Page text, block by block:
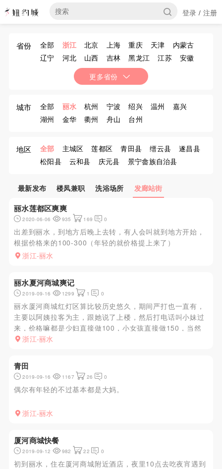
登录 / 注册
省份 全部 浙江 北京 上海 重庆 天津
内蒙古
辽宁
河北 山西 吉林 黑龙江 江苏
安徽
江西 山东 河南 湖北
海南 四川 贵州 云南
更多省份
城市 全部 丽水 杭州 宁波 绍兴 温州
嘉兴
湖州
金华 衢州 舟山 台州
地区 全部 主城区 莲都区 青田县 缙云县
遂昌县
松阳县
云和县 庆元县
景宁畲族自治县
最新发布
楼凤兼职 洗浴场所 发廊站街
丽水莲都区爽爽
2020-06-06 935 169 0
出差到丽水，到地方后晚上去转，有人会叫就到地方开始，
根据价格来的100-300（年轻的就价格提上来了）
浙江-丽水
丽水夏河商城爽记
2019-09-16 1299 1 0
丽水厦河商城红灯区算比较历史悠久，期间严打也一直有，
主要以阿姨拉客为主，跟她说了上楼，然后打电话叫小妹过
来，价格嘛都是少妇直接做100，小女孩直接做150，当然
有些300也有，安全系数应该蛮高的，一搬进去民房叫来以
的小店里安全的...
浙江-丽水
青田
2019-09-16 1167 26 0
偶尔有年轻的不过基本都是大妈。
浙江-丽水
厦河商城快餐
2019-09-12 982 22 0
初到丽水，住在厦河商城附近酒店，夜里10点去吃夜宵遇到